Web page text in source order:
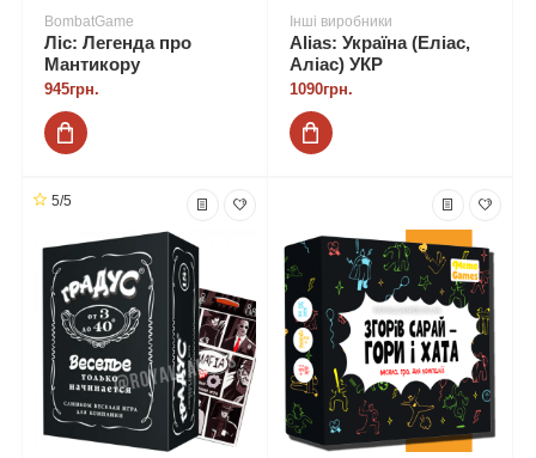
BombatGame
Ліс: Легенда про
Мантикору
945грн.
Інші виробники
Alias: Україна (Еліас,
Аліас) УКР
1090грн.
5/5